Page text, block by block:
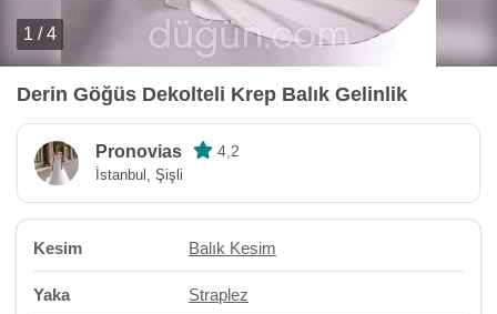
1 / 4
Derin Göğüs Dekolteli Krep Balık Gelinlik
Pronovias 4,2
İstanbul, Şişli
Kesim Balık Kesim
Yaka Straplez